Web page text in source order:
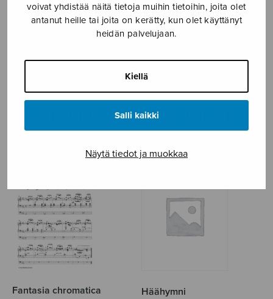
voivat yhdistää näitä tietoja muihin tietoihin, joita olet
antanut heille tai joita on kerätty, kun olet käyttänyt
heidän palvelujaan.
Kiellä
Salli kaikki
Näytä tiedot ja muokkaa
NÄYTÄ KARTALLA
MERIKANTO OSKAR
Fantasia chromatica Häähymni